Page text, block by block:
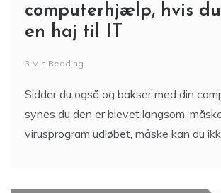
computerhjælp, hvis
en haj til IT
3 Min Reading
Sidder du også og bakser med din
synes du den er blevet langsom,
virusprogram udløbet, måske kan du